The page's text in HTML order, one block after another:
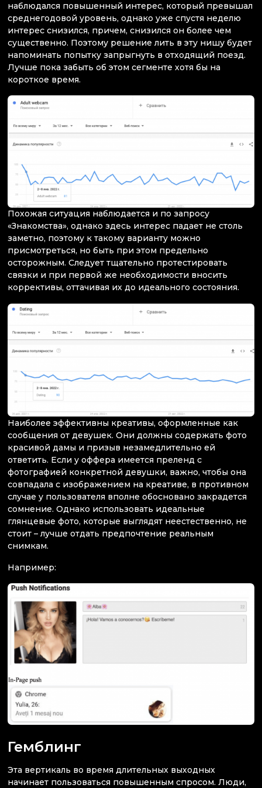
наблюдался повышенный интерес, который превышал
среднегодовой уровень, однако уже спустя неделю
интерес снизился, причем, снизился он более чем
существенно. Поэтому решение лить в эту нишу будет
напоминать попытку запрыгнуть в отходящий поезд.
Лучше пока забыть об этом сегменте хотя бы на
короткое время.
Похожая ситуация наблюдается и по запросу
«Знакомства», однако здесь интерес падает не столь
заметно, поэтому к такому варианту можно
присмотреться, но быть при этом предельно
осторожным. Следует тщательно протестировать
связки и при первой же необходимости вносить
коррективы, оттачивая их до идеального состояния.
Наиболее эффективны креативы, оформленные как
сообщения от девушек. Они должны содержать фото
красивой дамы и призыв незамедлительно ей
ответить. Если у оффера имеется преленд с
фотографией конкретной девушки, важно, чтобы она
совпадала с изображением на креативе, в противном
случае у пользователя вполне обосновано закрадется
сомнение. Однако использовать идеальные
глянцевые фото, которые выглядят неестественно, не
стоит – лучше отдать предпочтение реальным
снимкам.
Например:
Гемблинг
Эта вертикаль во время длительных выходных
начинает пользоваться повышенным спросом. Люди,